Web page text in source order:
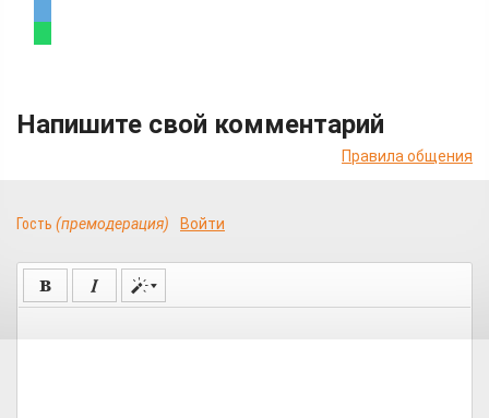
Напишите свой комментарий
Правила общения
Гость (премодерация) Войти